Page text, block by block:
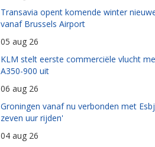
Transavia opent komende winter
vanaf Brussels Airport
05 aug 26
KLM stelt eerste commerciële vlucht
A350-900 uit
06 aug 26
Groningen vanaf nu verbonden met
zeven uur rijden'
04 aug 26